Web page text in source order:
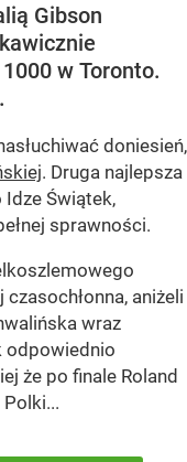
Gibson
w Toronto.
doniesień,
. Druga najlepsza
Świątek,
sprawności.
aniżeli
wraz
odpowiednio
że po finale Roland